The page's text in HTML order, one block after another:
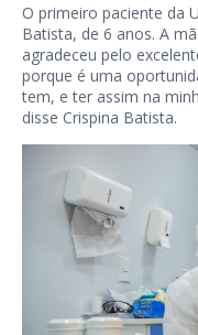
O primeiro paciente da
Batista, de 6 anos. A
agradeceu pelo
porque é uma
tem, e ter assim na
disse Crispina Batista.